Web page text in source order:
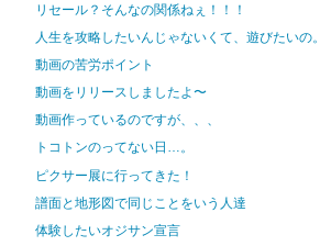
リセール？そんなの関係ねぇ！！！
人生を攻略したいんじゃないくて、遊びたいの。
動画の苦労ポイント
動画をリリースしましたよ〜
動画作っているのですが、、、
トコトンのってない日…。
ピクサー展に行ってきた！
譜面と地形図で同じことをいう人達
体験したいオジサン宣言